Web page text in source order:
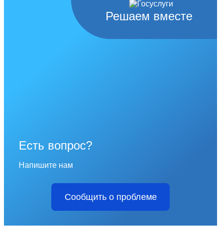
Решаем вместе
Есть вопрос?
Напишите нам
Сообщить о проблеме